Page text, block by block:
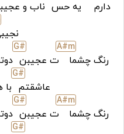
دارم یه حس ناب و
رنگ چشما
A#m
ت عجیبن
G#
عاشقتم
G#
رنگ چشما
A#m
ت عجیبن
G#
G#